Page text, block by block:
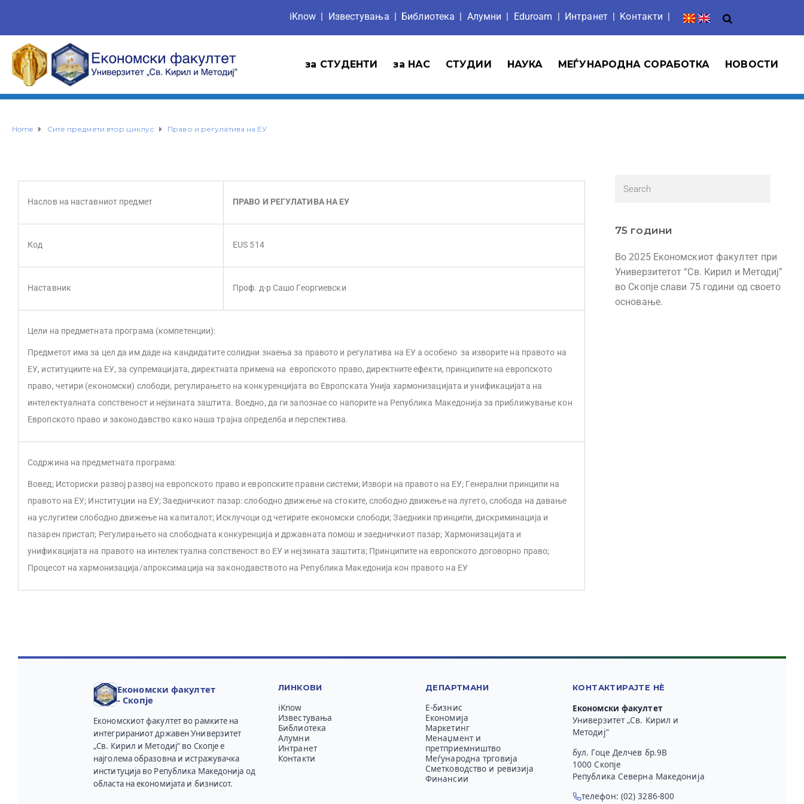
iKnow | Известувања | Библиотека | Aлумни | Eduroam | Интранет| Koнтакти |
за СТУДЕНТИ за НАС СТУДИИ НАУКА МЕЃУНАРОДНА СОРАБОТКА НОВОСТИ
Home Сите предмети втор циклус Право и регулатива на ЕУ
Наслов на наставниот предмет ПРАВО И РЕГУЛАТИВА НА ЕУ
Код EUS 514
Наставник Проф. д-р Сашо Георгиевски
Цели на предметната програма (компетенции):
Предметот има за цел да им даде на кандидатите солидни знаења за правото и регулатива на ЕУ а особено за изворите на правото на
ЕУ, иституциите на ЕУ, за супремацијата, директната примена на европското право, директните ефекти, принципите на европското
право, четири (економски) слободи, регулирањето на конкуренцијата во Европската Унија хармонизацијата и унификацијата на
интелектуалната сопственост и нејзината заштита. Воедно, да ги запознае со напорите на Република Македонија за приближување кон
Европското право и законодавство како наша трајна определба и перспектива.
Содржина на предметната програма:
Вовед; Историски развој развој на европското право и европските правни системи; Извори на правото на ЕУ; Генерални принципи на
правото на ЕУ; Институции на ЕУ; Заедничкиот пазар: слободно движење на стоките, слободно движење на лугето, слобода на давање
на услугитеи слободно движење на капиталот; Исклучоци од четирите економски слободи; Заедники принципи, дискриминација и
пазарен пристап; Регулирањето на слободната конкуренција и државната помош и заедничкиот пазар; Хармонизацијата и
унификацијата на правото на интелектуална сопственост во ЕУ и нејзината заштита; Принципите на европското договорно право;
Процесот на хармонизација/апроксимација на законодавството на Република Македонија кон правото на ЕУ
75 години
Во 2025 Економскиот факултет при
Универзитетот “Св. Кирил и Методиј”
во Скопје слави 75 години од своето
основање.
Економски факултет
- Скопје
Економскиот факултет во рамките на
интегрираниот државен Универзитет
„Св. Кирил и Методиј“ во Скопје е
најголема образовна и истражувачка
институција во Република Македонија од
областа на економијата и бизнисот.
ЛИНКОВИ
iKnow
Известувања
Библиотека
Алумни
Интранет
Контакти
ДЕПАРТМАНИ
Е-бизнис
Економија
Маркетинг
Менаџмент и
претприемништво
Меѓународна трговија
Сметководство и ревизија
Финансии
КОНТАКТИРАЈТЕ НЀ
Економски факултет
Универзитет „Св. Кирил и
Методиј“
бул. Гоце Делчев бр.9В
1000 Скопје
Република Северна Македонија
телефон: (02) 3286-800